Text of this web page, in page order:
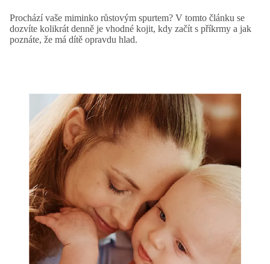
Prochází vaše miminko růstovým spurtem? V tomto článku se
dozvíte kolikrát denně je vhodné kojit, kdy začít s příkrmy a jak
poznáte, že má dítě opravdu hlad.